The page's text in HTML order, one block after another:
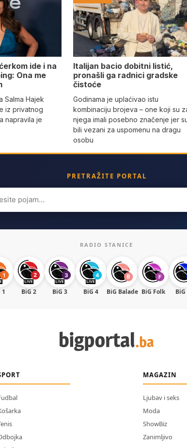
ide i na
Ona me
Salma Hajek
iz privatnog
napravila je
Italijan bacio dobitni listić,
pronašli ga radnici gradske
čistoće
Godinama je uplaćivao istu
kombinaciju brojeva – one koji su
njega imali posebno značenje jer
bili vezani za uspomenu na dragu
osobu
PRETRAŽITE PORTAL
RADIO STANICE
1 BiG 2 BiG 3 BiG 4 BiG Balade BiG Folk BiG
MAGAZIN
Ljubav i seks
Moda
ShowBiz
Zanimljivo